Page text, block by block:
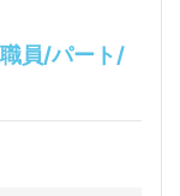
員/パート/